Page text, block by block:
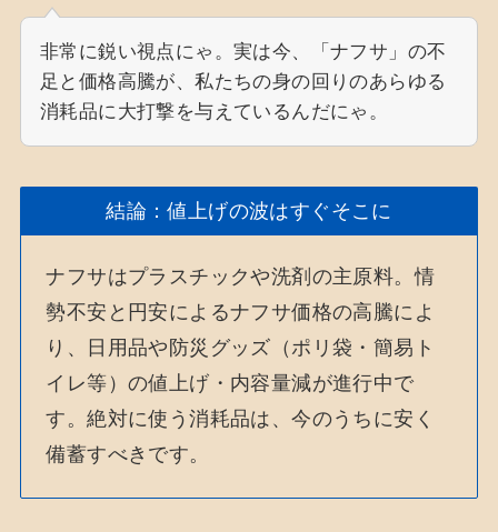
非常に鋭い視点にゃ。実は今、「ナフサ」の不
足と価格高騰が、私たちの身の回りのあらゆる
消耗品に大打撃を与えているんだにゃ。
結論：値上げの波はすぐそこに
ナフサはプラスチックや洗剤の主原料。情
勢不安と円安によるナフサ価格の高騰によ
り、日用品や防災グッズ（ポリ袋・簡易ト
イレ等）の値上げ・内容量減が進行中で
す。絶対に使う消耗品は、今のうちに安く
備蓄すべきです。